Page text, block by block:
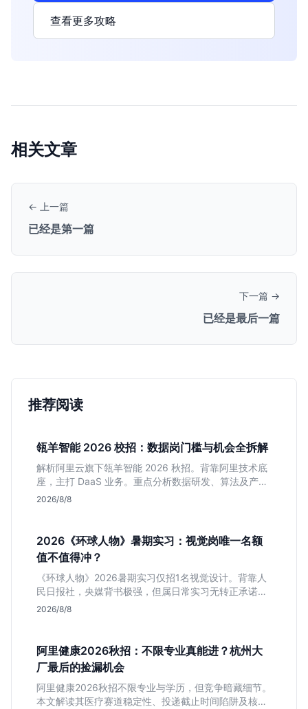
查看更多攻略
相关文章
← 上一篇
已经是第一篇
下一篇 →
已经是最后一篇
推荐阅读
瓴羊智能 2026 校招：数据岗门槛与机会全拆解
解析阿里云旗下瓴羊智能 2026 秋招。背靠阿里技术底
座，主打 DaaS 业务。重点分析数据研发、算法及产品
岗的硬性要求，评估 B 端数据路线的成长曲线与抗压挑
2026/8/8
2026《环球人物》暑期实习：视觉岗唯一名额
值不值得冲？
《环球人物》2026暑期实习仅招1名视觉设计。背靠人
民日报社，央媒背书极强，但属日常实习无转正承诺。
适合追求高含金量简历、能接受严谨流程的设计生，想
2026/8/8
阿里健康2026秋招：不限专业真能进？杭州大
厂最后的捡漏机会
阿里健康2026秋招不限专业与学历，但竞争暗藏细节。
本文解读其医疗赛道稳定性、投递截止时间陷阱及核心